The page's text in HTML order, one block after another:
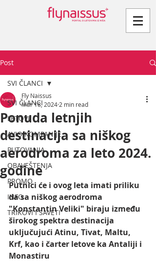
Post
SVI ČLANCI
LETOVI
AVIO KOMPANIJE
PUTOVANJA
OBAVEŠTENJA
PROMO
INFO
TRIKOVI I SAVETI
SVI ČLANCI
Ponuda letnjih
destinacija sa niškog
aerodroma za leto 2024.
godine
Fly Naissus
Mar 18, 2024 2 min read
Putnici će i ovog leta imati priliku
da sa niškog aerodroma
"Konstantin Veliki" biraju između
širokog spektra destinacija
uključujući Atinu, Tivat, Maltu,
Krf, kao i čarter letove ka Antaliji i
Monastiru